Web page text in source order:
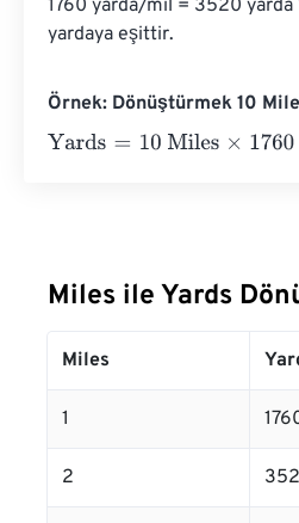
1760 yarda/mil = 3520
yardaya eşittir.
Örnek: Dönüştürmek 10
Yards= 10 Miles×1760 =17600
Miles ile Yards
Miles
1
2